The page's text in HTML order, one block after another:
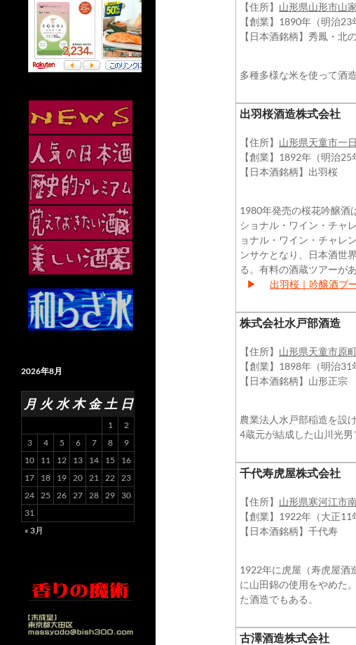
【住所】 山形県山形市山
【創業】1890年（明治23
【日本酒銘柄】秀鳳・北
多種多様な米を使って酒
​出羽桜酒造株式会社
【住所】 山形県天童市一
【創業】1892年（明治25
【日本酒銘柄】出羽桜
1980年発売の桜花吟醸酒
ショナル・ワイン・チャ
ョナル・ワイン・チャレ
ンサケとなり、日本酒世
る。有料の酒蔵ツアーがあ
▶
出羽桜｜吟醸酒ブ
​株式会社水戸部酒造
【住所】 山形県天童市原
【創業】1898年（明治31
【日本酒銘柄】山形正宗
農業法人水戸部稲造を設
4蔵元が結成した山川光男
​千代寿虎屋株式会社
【住所】 山形県寒河江市
【創業】1922年（大正11
【日本酒銘柄】千代寿
1922年に虎屋（寿虎屋酒
に山田錦の使用をやめた
た酒造でもある。
​古澤酒造株式会社
2026年8月
月 火 水 木 金 土 日
1
2
3
4 5 6 7 8
9
10
11 12 13 14 15
16
17
18 19 20 21 22 23
24 25 26 27 28 29
30
31
« 3月